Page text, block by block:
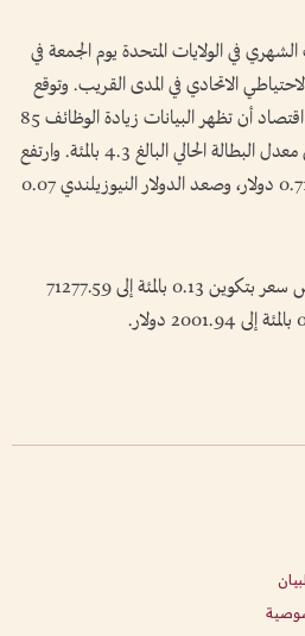
في الولايات المتحدة يوم الجمعة في
الاتحادي في المدى القريب. وتوقع
استطلاع أجرته رويترز لآراء خبراء اقتصاد أن تظهر البيانات زيادة الوظائف 85
ألفا في مايو وعدم حدوث تغيير في معدل البطالة الحالي البالغ 4.3 بالمئة. وارتفع
الدولار الأسترالي 0.1 بالمئة إلى 0.7162 دولار، وصعد الدولار النيوزيلندي 0.07
وبالنسبة للعملات المشفرة، انخفض سعر بتكوين 0.13 بالمئة إلى 71277.59